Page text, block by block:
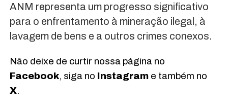
ANM representa um progresso significativo
para o enfrentamento à mineração ilegal, à
lavagem de bens e a outros crimes conexos.
Não deixe de curtir nossa página no
Facebook, siga no Instagrame também no
X.